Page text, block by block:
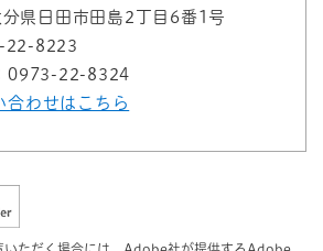
分県日田市田島2丁目6番1号
22-8223
0973-22-8324
合わせはこちら